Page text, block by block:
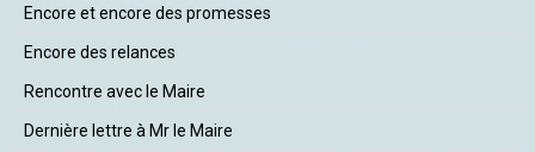
Encore et encore des promesses
Encore des relances
Rencontre avec le Maire
Dernière lettre à Mr le Maire